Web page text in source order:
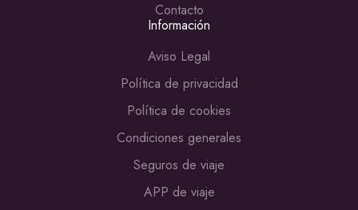
Contacto
Información
Aviso Legal
Política de privacidad
Política de cookies
Condiciones generales
Seguros de viaje
APP de viaje